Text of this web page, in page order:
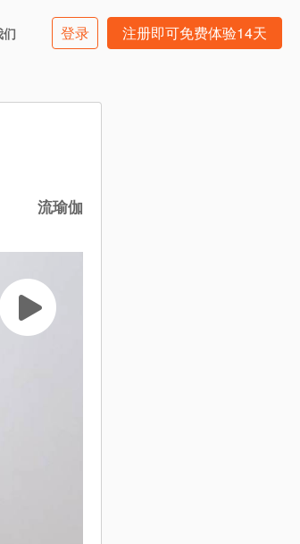
们 登录 注册即可免费体验14天
流瑜伽